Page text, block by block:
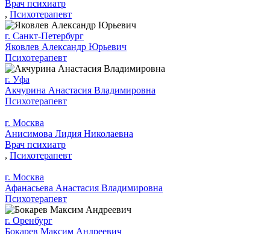
Врач психиатр
, Психотерапевт
г. Санкт-Петербург
Яковлев Александр Юрьевич
Психотерапевт
г. Уфа
Акчурина Анастасия Владимировна
Психотерапевт
г. Москва
Анисимова Лидия Николаевна
Врач психиатр
, Психотерапевт
г. Москва
Афанасьева Анастасия Владимировна
Психотерапевт
г. Оренбург
Бокарев Максим Андреевич